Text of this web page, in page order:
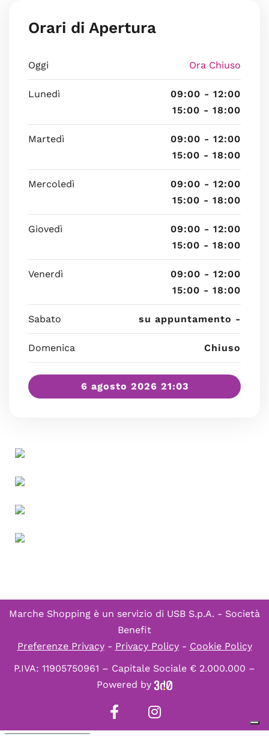
Orari di Apertura
Oggi Ora Chiuso
Lunedì
09:00 - 12:00
15:00 - 18:00
Martedì
09:00 - 12:00
15:00 - 18:00
Mercoledì
09:00 - 12:00
15:00 - 18:00
Giovedì
09:00 - 12:00
15:00 - 18:00
Venerdì
09:00 - 12:00
15:00 - 18:00
Sabato su appuntamento -
Domenica Chiuso
6 agosto 2026 21:03
Marche Shopping è un servizio di USB S.p.A. - Società
Benefit
Preferenze Privacy- Privacy Policy- Cookie Policy
P.IVA: 11905750961 – Capitale Sociale € 2.000.000 –
Powered by